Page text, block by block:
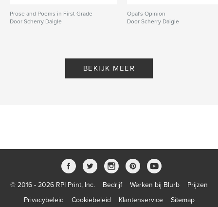
Prose and Poems in First Grade
Door Scherry Daigle
Opal's Opinion
Door Scherry Daigle
BEKIJK MEER
© 2016 - 2026 RPI Print, Inc. Bedrijf Werken bij Blurb
Prijzen
Privacybeleid
Cookiebeleid Klantenservice Sitemap